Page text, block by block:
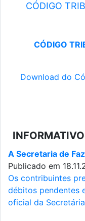
CÓDIGO
CÓDIGO
Download do
A Secretaria de
Publicado em
Os contribuintes
débitos pendentes
oficial da